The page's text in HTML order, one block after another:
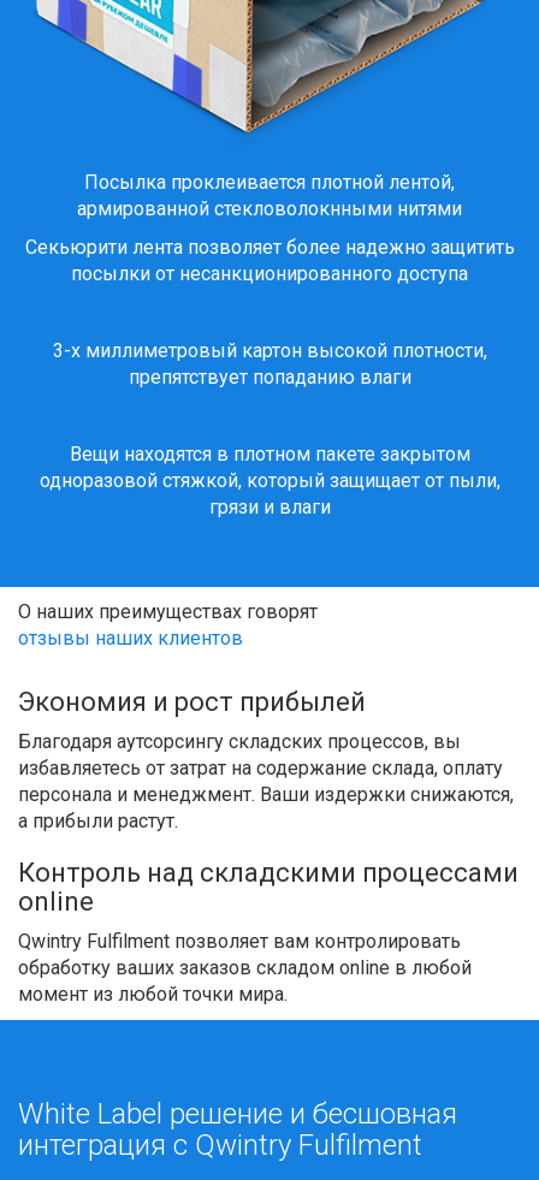
Посылка проклеивается плотной лентой,
армированной стекловолокнными нитями
Секьюрити лента позволяет более надежно защитить
посылки от несанкционированного доступа
3-х миллиметровый картон высокой плотности,
препятствует попаданию влаги
Вещи находятся в плотном пакете закрытом
одноразовой стяжкой, который защищает от пыли,
грязи и влаги
О наших преимуществах говорят
отзывы наших клиентов
Экономия и рост прибылей
Благодаря аутсорсингу складских процессов, вы
избавляетесь от затрат на содержание склада, оплату
персонала и менеджмент. Ваши издержки снижаются,
а прибыли растут.
Контроль над складскими процессами
online
Qwintry Fulfilment позволяет вам контролировать
обработку ваших заказов складом online в любой
момент из любой точки мира.
White Label решение и бесшовная
интеграция с Qwintry Fulfilment